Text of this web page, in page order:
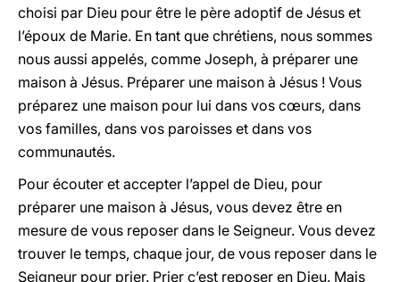
choisi par Dieu pour être le père adoptif de Jésus et
l’époux de Marie. En tant que chrétiens, nous sommes
nous aussi appelés, comme Joseph, à préparer une
maison à Jésus. Préparer une maison à Jésus ! Vous
préparez une maison pour lui dans vos cœurs, dans
vos familles, dans vos paroisses et dans vos
communautés.
Pour écouter et accepter l’appel de Dieu, pour
préparer une maison à Jésus, vous devez être en
mesure de vous reposer dans le Seigneur. Vous devez
trouver le temps, chaque jour, de vous reposer dans le
Seigneur pour prier. Prier c’est reposer en Dieu. Mais